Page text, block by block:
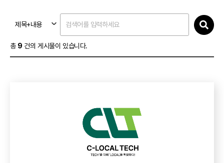
총 9 건의 게시물이 있습니다.
제목+내용